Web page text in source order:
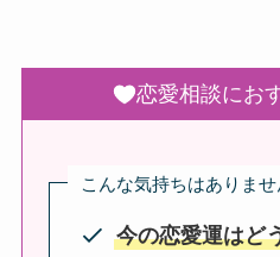
恋愛相談にお
こんな気持ちはありま
今の恋愛運はど